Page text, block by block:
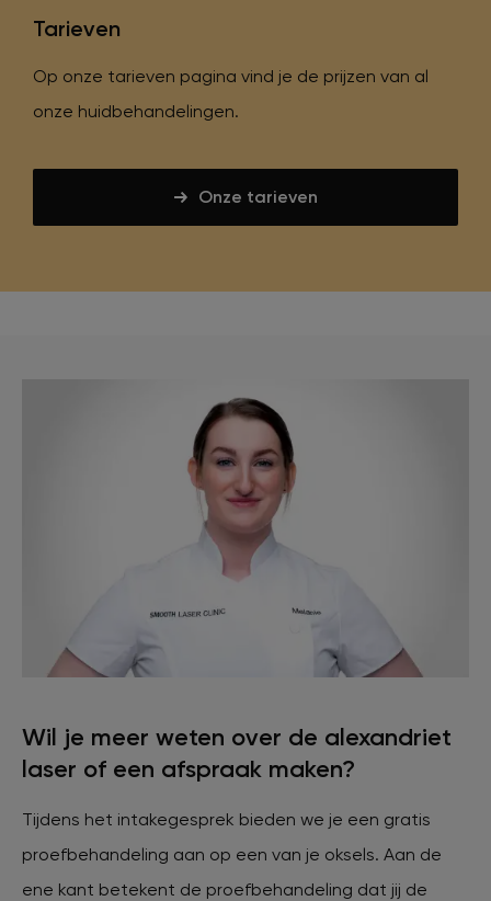
Tarieven
Op onze tarieven pagina vind je de prijzen van al
onze huidbehandelingen.
Onze tarieven
Wil je meer weten over de alexandriet
laser of een afspraak maken?
Tijdens het intakegesprek bieden we je een gratis
proefbehandeling aan op een van je oksels. Aan de
ene kant betekent de proefbehandeling dat jij de